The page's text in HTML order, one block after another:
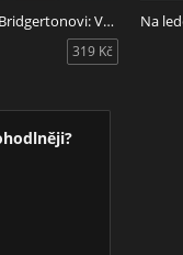
Bridgertonovi: Vévoda a já
319 Kč
Na